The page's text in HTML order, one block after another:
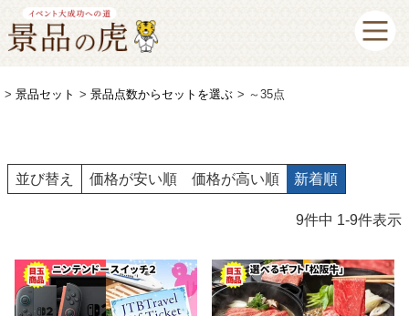
景品セット 景品点数からセットを選ぶ ～35点
並び替え 価格が安い順 価格が高い順 新着順
9件中 1-9件表示